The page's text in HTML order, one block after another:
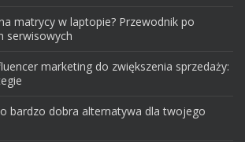
matrycy w laptopie? Przewodnik po
serwisowych
marketing do zwiększenia sprzedaży:
bardzo dobra alternatywa dla twojego